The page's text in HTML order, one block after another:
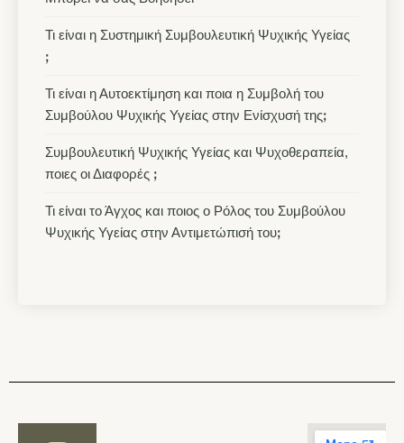
Τι είναι η Συστημική Συμβουλευτική Ψυχικής Υγείας
ꓼ
Τι είναι η Αυτοεκτίμηση και ποια η Συμβολή του
Συμβούλου Ψυχικής Υγείας στην Ενίσχυσή τηςꓼ
Συμβουλευτική Ψυχικής Υγείας και Ψυχοθεραπεία,
ποιες οι Διαφορές ꓼ
Τι είναι το Άγχος και ποιος ο Ρόλος του Συμβούλου
Ψυχικής Υγείας στην Αντιμετώπισή τουꓼ